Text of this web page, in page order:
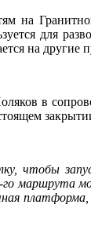
для
на
в
чтобы
маршрута